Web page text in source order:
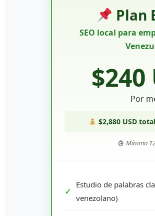
Plan
SEO local para
$240
Por
$2,880 USD
Mínimo
Estudio de palabras
venezolano)